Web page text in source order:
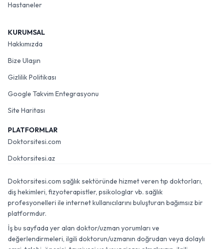
Hastaneler
KURUMSAL
Hakkımızda
Bize Ulaşın
Gizlilik Politikası
Google Takvim Entegrasyonu
Site Haritası
PLATFORMLAR
Doktorsitesi.com
Doktorsitesi.az
Doktorsitesi.com sağlık sektöründe hizmet veren tıp doktorları,
diş hekimleri, fizyoterapistler, psikologlar vb. sağlık
profesyonelleri ile internet kullanıcılarını buluşturan bağımsız bir
platformdur.
İş bu sayfada yer alan doktor/uzman yorumları ve
değerlendirmeleri, ilgili doktorun/uzmanın doğrudan veya dolaylı